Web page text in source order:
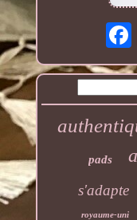
pads
s'adapte
royaume-uni